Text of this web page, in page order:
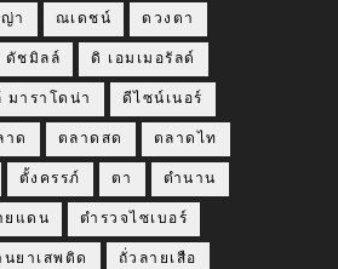
า ณเดชน์ ดวงตา
ดัชมิลล์ ดิ เอมเมอรัลด์
มาราโดน่า ดีไซน์เนอร์
าด ตลาดสด ตลาดไท
ตั้งครรภ์ ตา ตำนาน
ยแดน ตำรวจไซเบอร์
นยาเสพติด ถั่วลายเสือ